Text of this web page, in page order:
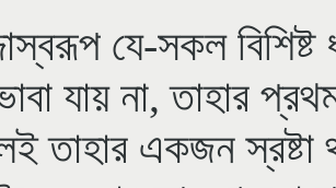
যে-সকল বিশিষ্ট
যায় না, তাহার
তাহার একজন স্রষ্টা